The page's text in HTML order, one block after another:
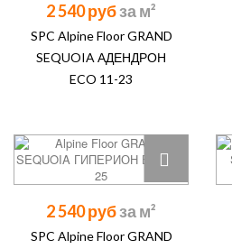
2 540 руб
SPC Alpine Floor GRAND
SEQUOIA АДЕНДРОН
ECO 11-23
2 540 руб
SPC Alpine Floor GRAND